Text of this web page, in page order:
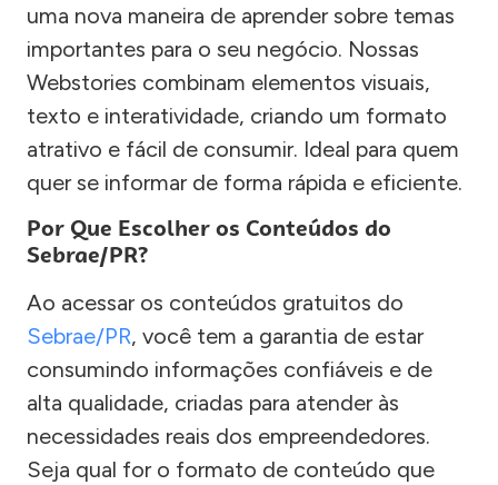
uma nova maneira de aprender sobre temas
importantes para o seu negócio. Nossas
Webstories combinam elementos visuais,
texto e interatividade, criando um formato
atrativo e fácil de consumir. Ideal para quem
quer se informar de forma rápida e eficiente.
Por Que Escolher os Conteúdos do
Sebrae/PR?
Ao acessar os conteúdos gratuitos do
Sebrae/PR, você tem a garantia de estar
consumindo informações confiáveis e de
alta qualidade, criadas para atender às
necessidades reais dos empreendedores.
Seja qual for o formato de conteúdo que